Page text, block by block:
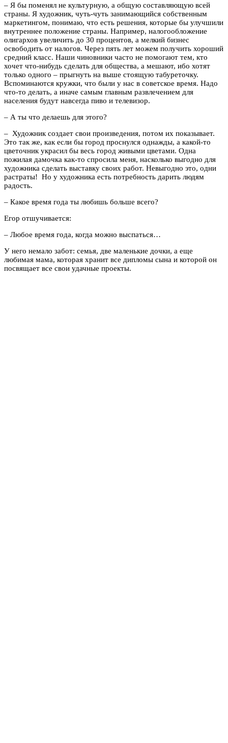
– Я бы поменял не культурную, а общую составляющую всей
страны. Я художник, чуть-чуть занимающийся собственным
маркетингом, понимаю, что есть решения, которые бы улучшили
внутреннее положение страны. Например, налогообложение
олигархов увеличить до 30 процентов, а мелкий бизнес
освободить от налогов. Через пять лет можем получить хороший
средний класс. Наши чиновники часто не помогают тем, кто
хочет что-нибудь сделать для общества, а мешают, ибо хотят
только одного – прыгнуть на выше стоящую табуреточку.
Вспоминаются кружки, что были у нас в советское время. Надо
что-то делать, а иначе самым главным развлечением для
населения будут навсегда пиво и телевизор.
– А ты что делаешь для этого?
– Художник создает свои произведения, потом их показывает.
Это так же, как если бы город проснулся однажды, а какой-то
цветочник украсил бы весь город живыми цветами. Одна
пожилая дамочка как-то спросила меня, насколько выгодно для
художника сделать выставку своих работ. Невыгодно это, одни
растраты! Но у художника есть потребность дарить людям
радость.
– Какое время года ты любишь больше всего?
Егор отшучивается:
– Любое время года, когда можно выспаться…
У него немало забот: семья, две маленькие дочки, а еще
любимая мама, которая хранит все дипломы сына и которой он
посвящает все свои удачные проекты.